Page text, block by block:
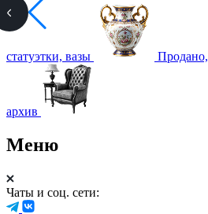
статуэтки, вазы Продано,
архив
Меню
Чаты и соц. сети: